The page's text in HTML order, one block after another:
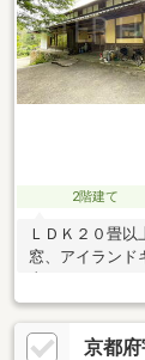
2階建て
ＬＤＫ２０畳
窓、アイランド
密着型の不動産
フォーム・建築
い！！お家のこ
京都